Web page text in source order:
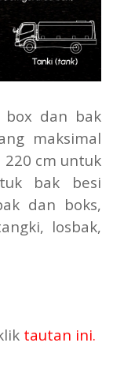
box dan bak
maksimal
cm untuk
bak besi
dan boks,
losbak,
tautan ini.